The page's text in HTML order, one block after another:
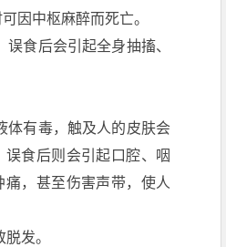
因中枢麻醉而死亡。
误食后会引起全身抽搐、
体有毒，触及人的皮肤会
误食后则会引起口腔、咽
痛，甚至伤害声带，使人
发。